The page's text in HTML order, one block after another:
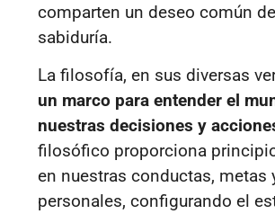
comparten un deseo común
sabiduría.
La filosofía, en sus diversas
un marco para entender el
nuestras decisiones y
filosófico proporciona
en nuestras conductas, metas
personales, configurando el